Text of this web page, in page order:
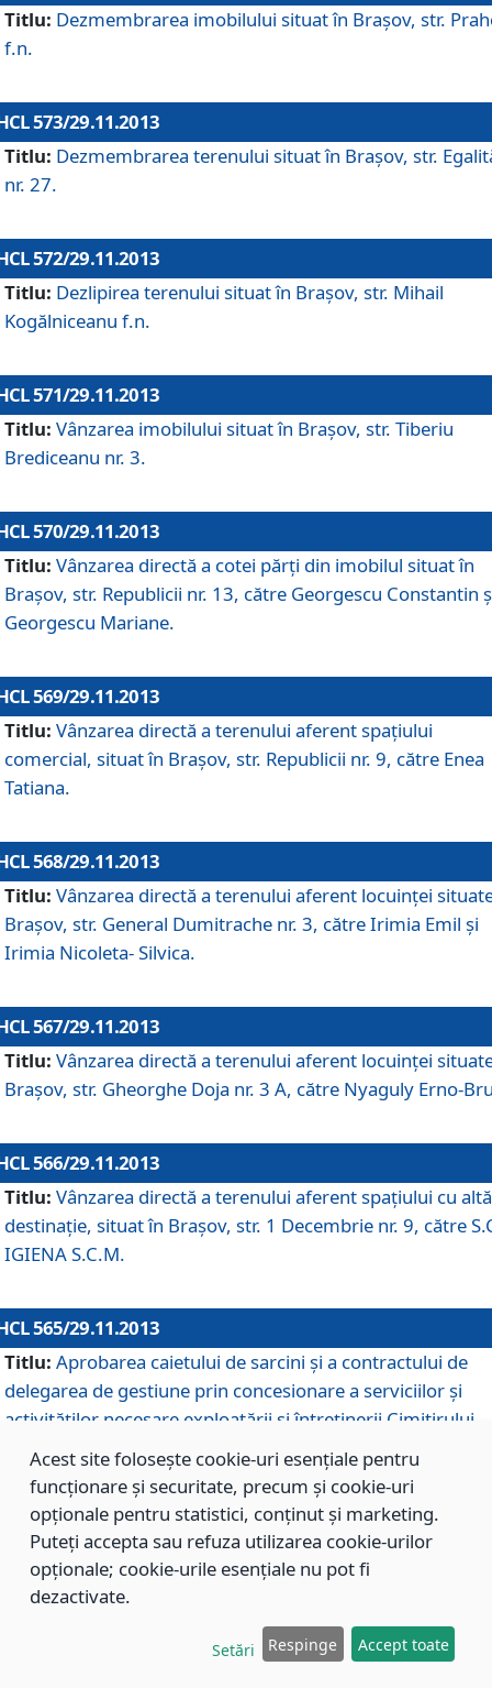
Titlu: Dezmembrarea imobilului situat în Braşov, str.
f.n.
573/29.11.2013
Titlu: Dezmembrarea terenului situat în Braşov, str.
nr. 27.
572/29.11.2013
Titlu: Dezlipirea terenului situat în Braşov, str. Mihail
Kogălniceanu f.n.
571/29.11.2013
Titlu: Vânzarea imobilului situat în Braşov, str. Tiberiu
Brediceanu nr. 3.
570/29.11.2013
Titlu: Vânzarea directă a cotei părţi din imobilul situat în
Braşov, str. Republicii nr. 13, către Georgescu Constantin
Georgescu Mariane.
569/29.11.2013
Titlu: Vânzarea directă a terenului aferent spaţiului
comercial, situat în Braşov, str. Republicii nr. 9, către Enea
Tatiana.
568/29.11.2013
Titlu: Vânzarea directă a terenului aferent locuinţei
Braşov, str. General Dumitrache nr. 3, către Irimia Emil şi
Irimia Nicoleta- Silvica.
567/29.11.2013
Titlu: Vânzarea directă a terenului aferent locuinţei
Braşov, str. Gheorghe Doja nr. 3 A, către Nyaguly Erno-
566/29.11.2013
Titlu: Vânzarea directă a terenului aferent spaţiului cu altă
destinaţie, situat în Braşov, str. 1 Decembrie nr. 9, către
IGIENA S.C.M.
565/29.11.2013
Titlu: Aprobarea caietului de sarcini şi a contractului de
delegarea de gestiune prin concesionare a serviciilor şi
activităţilor necesare exploatării şi întreţinerii Cimitirului
Municipal Braşov situat în str. Dimitrie Anghel nr. 19.
564/29.11.2013
Titlu: Completarea şi modificarea H.C.L. nr. 446/2013,
care s-a aprobat studiul de fundamentare pentru
Acest site folosește cookie-uri esențiale pentru
funcționare și securitate, precum și cookie-uri
opționale pentru statistici, conținut și marketing.
Puteți accepta sau refuza utilizarea cookie-urilor
opționale; cookie-urile esențiale nu pot fi
dezactivate.
Setări Respinge Accept toate